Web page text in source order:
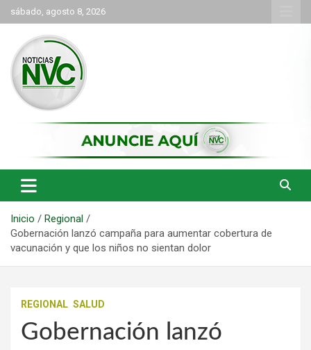
Saltar
al
contenido
sábado, agosto 8, 2026
NVC Noticias
Inicio
Regional
Gobernación lanzó campaña para aumentar cobertura de
vacunación y que los niños no sientan dolor
REGIONAL SALUD
Gobernación lanzó